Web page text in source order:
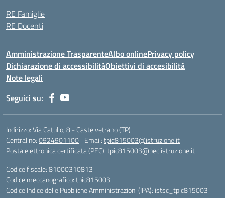
RE Famiglie
RE Docenti
Amministrazione TrasparenteAlbo onlinePrivacy policy
Dichiarazione di accessibilitàObiettivi di accesibilità
Note legali
Seguici su:
Indirizzo:Via Catullo, 8 - Castelvetrano (TP)
Centralino:0924901100 Email:tpic815003@istruzione.it
Posta elettronica certificata (PEC):tpic815003@pec.istruzione.it
Codice fiscale: 81000310813
Codice meccanografico:tpic815003
Codice Indice delle Pubbliche Amministrazioni (IPA): istsc_tpic815003